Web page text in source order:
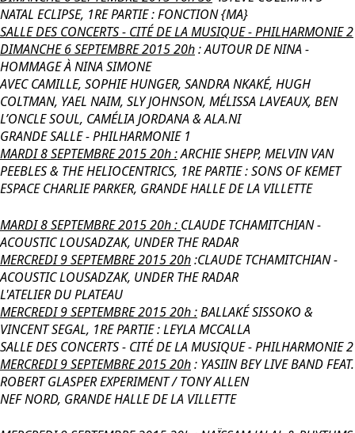
NATAL ECLIPSE, 1RE PARTIE : FONCTION {MA}
SALLE DES CONCERTS - CITÉ DE LA MUSIQUE - PHILHARMONIE 2
DIMANCHE 6 SEPTEMBRE 2015 20h: AUTOUR DE NINA -
HOMMAGE À NINA SIMONE
AVEC CAMILLE, SOPHIE HUNGER, SANDRA NKAKÉ, HUGH
COLTMAN, YAEL NAIM, SLY JOHNSON, MÉLISSA LAVEAUX, BEN
L’ONCLE SOUL, CAMÉLIA JORDANA & ALA.NI
GRANDE SALLE - PHILHARMONIE 1
MARDI 8 SEPTEMBRE 2015 20h :ARCHIE SHEPP, MELVIN VAN
PEEBLES & THE HELIOCENTRICS, 1RE PARTIE : SONS OF KEMET
ESPACE CHARLIE PARKER, GRANDE HALLE DE LA VILLETTE
MARDI 8 SEPTEMBRE 2015 20h : CLAUDE TCHAMITCHIAN -
ACOUSTIC LOUSADZAK, UNDER THE RADAR
MERCREDI 9 SEPTEMBRE 2015 20h:CLAUDE TCHAMITCHIAN -
ACOUSTIC LOUSADZAK, UNDER THE RADAR
L'ATELIER DU PLATEAU
MERCREDI 9 SEPTEMBRE 2015 20h :BALLAKÉ SISSOKO &
VINCENT SEGAL, 1RE PARTIE : LEYLA MCCALLA
SALLE DES CONCERTS - CITÉ DE LA MUSIQUE - PHILHARMONIE 2
MERCREDI 9 SEPTEMBRE 2015 20h: YASIIN BEY LIVE BAND FEAT.
ROBERT GLASPER EXPERIMENT / TONY ALLEN
NEF NORD, GRANDE HALLE DE LA VILLETTE